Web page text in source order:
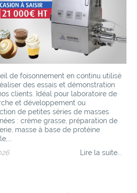
de foisonnement en continu utilisé
des essais et démonstration
clients. Idéal pour laboratoire de
et développement ou
de petites séries de masses
: crème grasse, préparation de
masse à base de protéine
Lire la suite...